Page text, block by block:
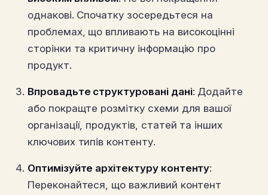
однакові. Спочатку зосередьтеся на
проблемах, що впливають на високоцінні
сторінки та критичну інформацію про
продукт.
Впровадьте структуровані дані: Додайте
або покращте розмітку схеми для вашої
організації, продуктів, статей та інших
ключових типів контенту.
Оптимізуйте архітектуру контенту:
Переконайтеся, що важливий контент